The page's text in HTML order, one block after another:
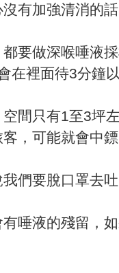
有加強清消的
要做深喉唾液
在裡面待3分鐘
間只有1至3坪
，可能就會中鏢
們要脫口罩去
唾液的殘留，